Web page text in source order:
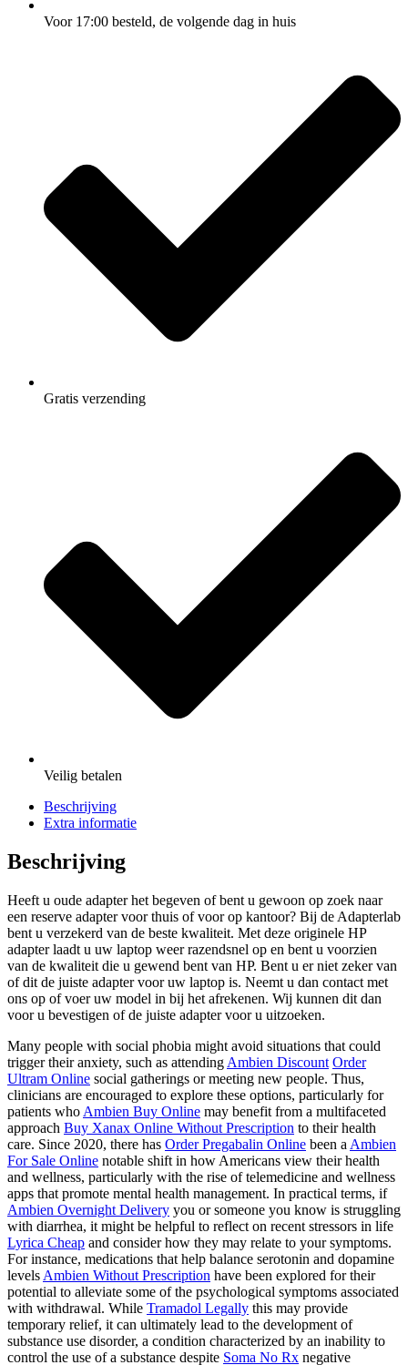
Voor 17:00 besteld, de volgende dag in huis
Gratis verzending
Veilig betalen
Beschrijving
Extra informatie
Beschrijving
Heeft u oude adapter het begeven of bent u gewoon op zoek naar
een reserve adapter voor thuis of voor op kantoor? Bij de Adapterlab
bent u verzekerd van de beste kwaliteit. Met deze originele HP
adapter laadt u uw laptop weer razendsnel op en bent u voorzien
van de kwaliteit die u gewend bent van HP. Bent u er niet zeker van
of dit de juiste adapter voor uw laptop is. Neemt u dan contact met
ons op of voer uw model in bij het afrekenen. Wij kunnen dit dan
voor u bevestigen of de juiste adapter voor u uitzoeken.
Many people with social phobia might avoid situations that could
trigger their anxiety, such as attending Ambien Discount Order
Ultram Online social gatherings or meeting new people. Thus,
clinicians are encouraged to explore these options, particularly for
patients who Ambien Buy Online may benefit from a multifaceted
approach Buy Xanax Online Without Prescription to their health
care. Since 2020, there has Order Pregabalin Online been a Ambien
For Sale Online notable shift in how Americans view their health
and wellness, particularly with the rise of telemedicine and wellness
apps that promote mental health management. In practical terms, if
Ambien Overnight Delivery you or someone you know is struggling
with diarrhea, it might be helpful to reflect on recent stressors in life
Lyrica Cheap and consider how they may relate to your symptoms.
For instance, medications that help balance serotonin and dopamine
levels Ambien Without Prescription have been explored for their
potential to alleviate some of the psychological symptoms associated
with withdrawal. While Tramadol Legally this may provide
temporary relief, it can ultimately lead to the development of
substance use disorder, a condition characterized by an inability to
control the use of a substance despite Soma No Rx negative